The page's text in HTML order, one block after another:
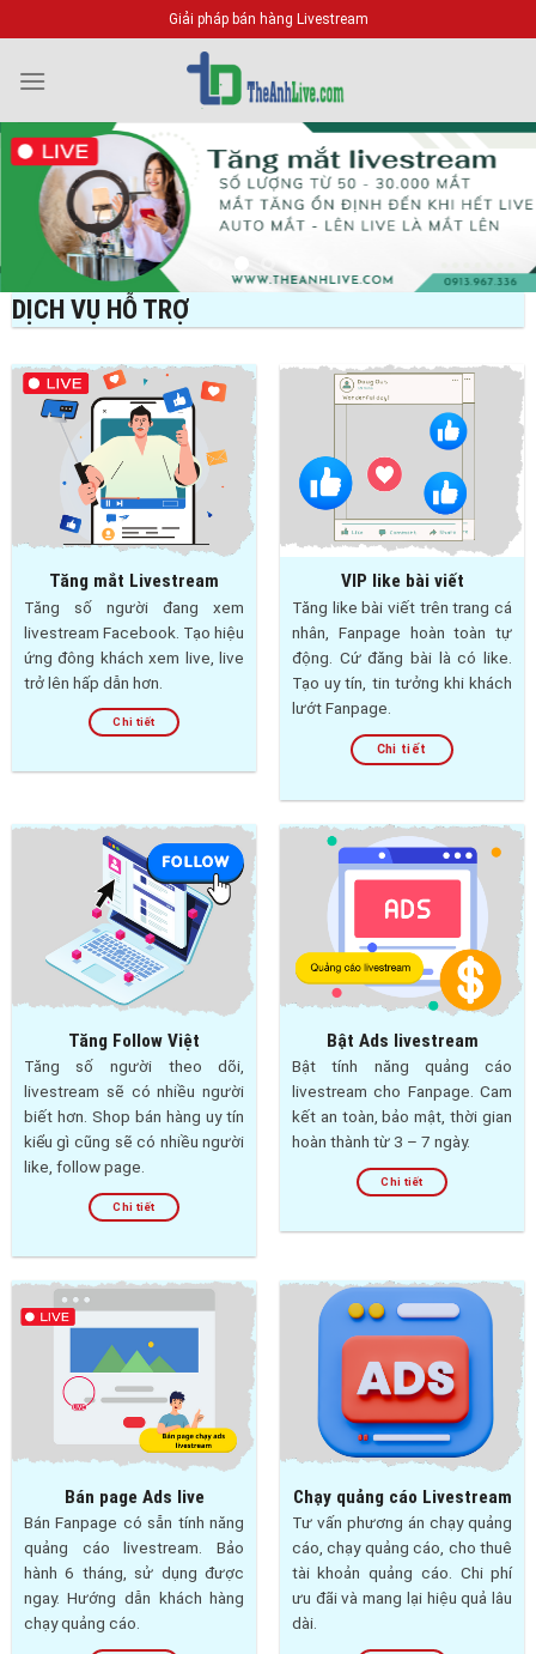
qua
nội
Giải pháp bán hàng Livestream
DỊCH VỤ HỖ TRỢ
Tăng mắt Livestream
Tăng số người đang xem
livestream Facebook. Tạo hiệu
ứng đông khách xem live, live
trở lên hấp dẫn hơn.
Chi tiết
VIP like bài viết
Tăng like bài viết trên trang cá
nhân, Fanpage hoàn toàn tự
động. Cứ đăng bài là có like.
Tạo uy tín, tin tưởng khi khách
lướt Fanpage.
Chi tiết
Tăng Follow Việt
Tăng số người theo dõi,
livestream sẽ có nhiều người
biết hơn. Shop bán hàng uy tín
kiểu gì cũng sẽ có nhiều người
like, follow page.
Chi tiết
Bật Ads livestream
Bật tính năng quảng cáo
livestream cho Fanpage. Cam
kết an toàn, bảo mật, thời gian
hoàn thành từ 3 – 7 ngày.
Chi tiết
Bán page Ads live
Bán Fanpage có sẵn tính năng
quảng cáo livestream. Bảo
hành 6 tháng, sử dụng được
ngay. Hướng dẫn khách hàng
chạy quảng cáo.
Chạy quảng cáo Livestream
Tư vấn phương án chạy quảng
cáo, chạy quảng cáo, cho thuê
tài khoản quảng cáo. Chi phí
ưu đãi và mang lại hiệu quả lâu
dài.